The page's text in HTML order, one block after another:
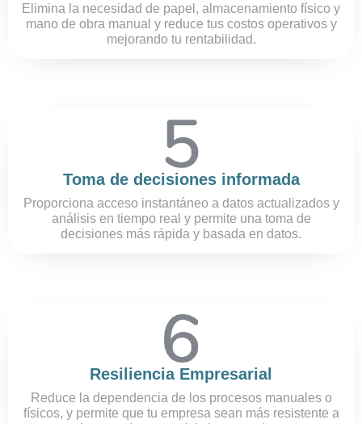
Elimina la necesidad de papel, almacenamiento físico y
mano de obra manual y reduce tus costos operativos y
mejorando tu rentabilidad.
Toma de decisiones informada
Proporciona acceso instantáneo a datos actualizados y
análisis en tiempo real y permite una toma de
decisiones más rápida y basada en datos.
Resiliencia Empresarial
Reduce la dependencia de los procesos manuales o
físicos, y permite que tu empresa sean más resistente a